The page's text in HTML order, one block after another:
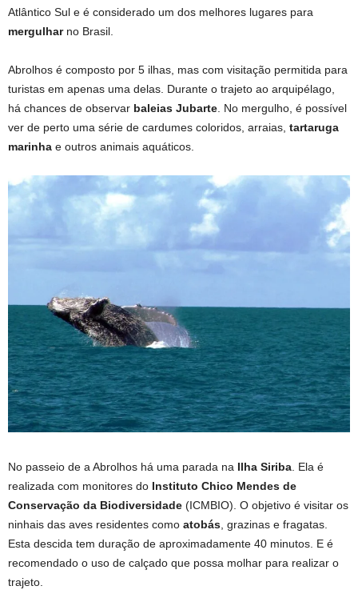
Atlântico Sul e é considerado um dos melhores lugares para
mergulharno Brasil.
Abrolhos é composto por 5 ilhas, mas com visitação permitida para
turistas em apenas uma delas. Durante o trajeto ao arquipélago,
há chances de observar baleias Jubarte . No mergulho, é possível
ver de perto uma série de cardumes coloridos, arraias, tartaruga
marinha e outros animais aquáticos.
No passeio de a Abrolhos há uma parada na Ilha Siriba . Ela é
realizada com monitores do Instituto Chico Mendes de
Conservação da Biodiversidade (ICMBIO). O objetivo é visitar os
ninhais das aves residentes como atobás , grazinas e fragatas.
Esta descida tem duração de aproximadamente 40 minutos. E é
recomendado o uso de calçado que possa molhar para realizar o
trajeto.